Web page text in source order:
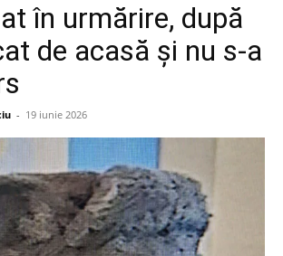
în urmărire, după
de acasă și nu s-a
- 19 iunie 2026